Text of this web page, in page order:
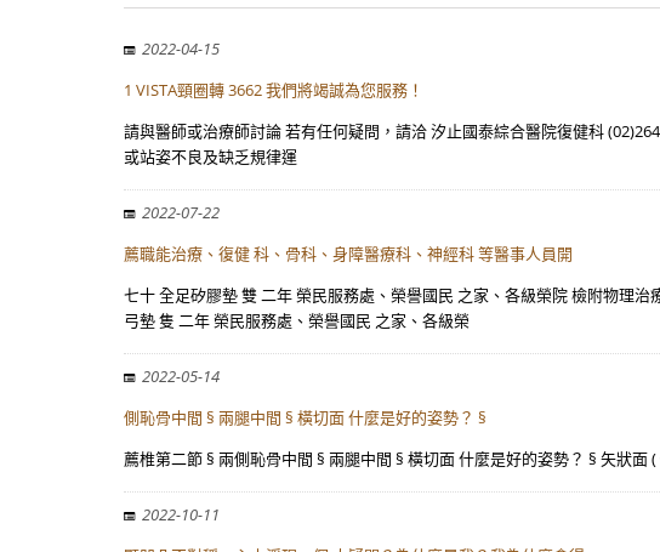
2022-04-15
1 VISTA頸圈轉 3662 我們將竭誠為您服務！
請與醫師或治療師討論 若有任何疑問，請洽 汐止國泰綜合醫院復健科
或站姿不良及缺乏規律運
2022-07-22
薦職能治療、復健 科、骨科、身障醫療科、神經科 等醫事人員開
七十 全足矽膠墊 雙 二年 榮民服務處、榮譽國民 之家、各級榮院 檢附物理
弓墊 隻 二年 榮民服務處、榮譽國民 之家、各級榮
2022-05-14
側恥骨中間 § 兩腿中間 § 橫切面 什麼是好的姿勢？ §
薦椎第二節 § 兩側恥骨中間 § 兩腿中間 § 橫切面 什麼是好的姿勢？ § 矢狀面
2022-10-11